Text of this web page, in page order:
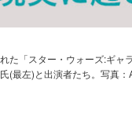
た「スター・ウォーズ:ギャ
最左)と出演者たち。写真：